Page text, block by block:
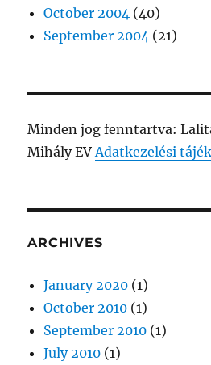
October 2004 (40)
September 2004 (21)
Minden jog fenntartva:
Mihály EVAdatkezelési
ARCHIVES
January 2020 (1)
October 2010 (1)
September 2010 (1)
July 2010 (1)